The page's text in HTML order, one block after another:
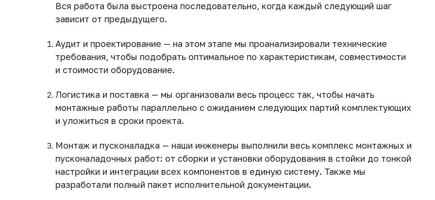
Вся работа была выстроена последовательно, когда каждый следующий шаг
зависит от предыдущего.
Аудит и проектирование — на этом этапе мы проанализировали технические
требования, чтобы подобрать оптимальное по характеристикам, совместимости
и стоимости оборудование.
Логистика и поставка — мы организовали весь процесс так, чтобы начать
монтажные работы параллельно с ожиданием следующих партий комплектующих
и уложиться в сроки проекта.
Монтаж и пусконаладка — наши инженеры выполнили весь комплекс монтажных и
пусконаладочных работ: от сборки и установки оборудования в стойки до тонкой
настройки и интеграции всех компонентов в единую систему. Также мы
разработали полный пакет исполнительной документации.